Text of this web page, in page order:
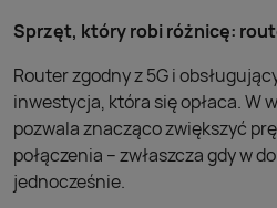
Sprzęt, który robi różnicę:
Router zgodny z 5G i
inwestycja, która się opłaca. W
pozwala znacząco zwiększyć
połączenia – zwłaszcza gdy w
jednocześnie.